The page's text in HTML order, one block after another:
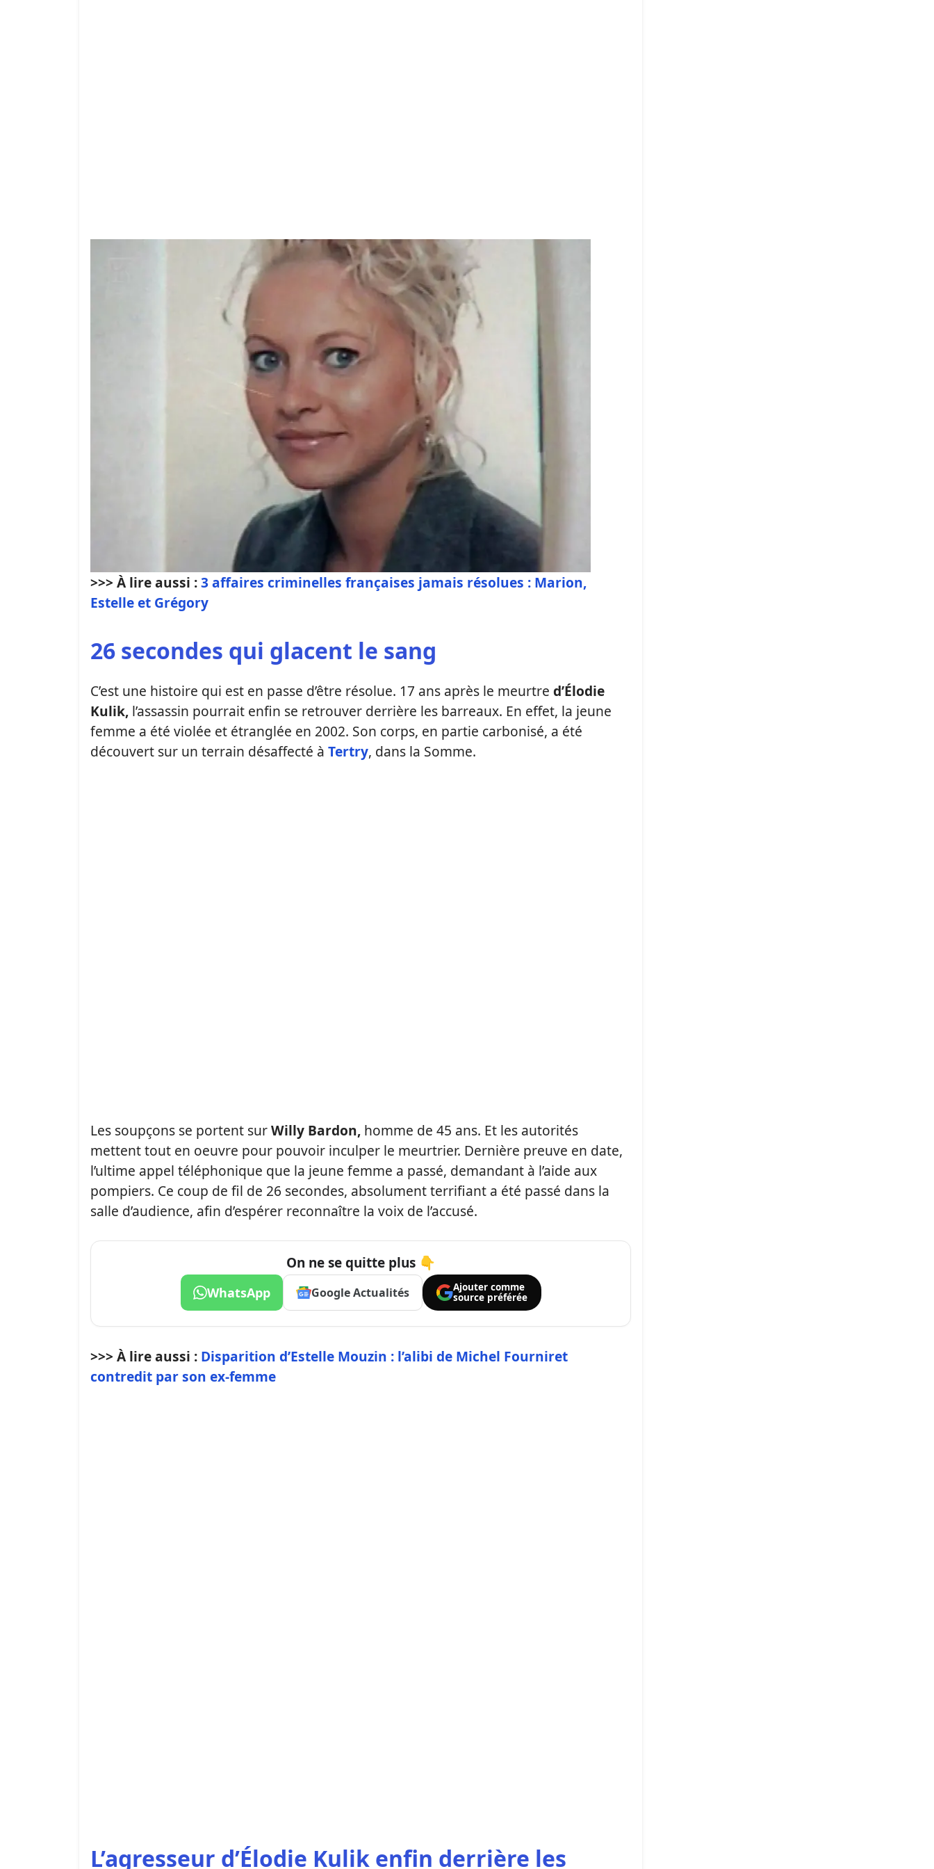
>>> À lire aussi :3 affaires criminelles françaises jamais résolues : Marion,
Estelle et Grégory
26 secondes qui glacent le sang
C’est une histoire qui est en passe d’être résolue. 17 ans après le meurtre d’Élodie
Kulik, l’assassin pourrait enfin se retrouver derrière les barreaux. En effet, la jeune
femme a été violée et étranglée en 2002. Son corps, en partie carbonisé, a été
découvert sur un terrain désaffecté à Tertry, dans la Somme.
Les soupçons se portent surWilly Bardon, homme de 45 ans. Et les autorités
mettent tout en oeuvre pour pouvoir inculper le meurtrier. Dernière preuve en date,
l’ultime appel téléphonique que la jeune femme a passé, demandant à l’aide aux
pompiers. Ce coup de fil de 26 secondes, absolument terrifiant a été passé dans la
salle d’audience, afin d’espérer reconnaître la voix de l’accusé.
On ne se quitte plus 👇
WhatsApp Google Actualités
Ajouter comme
source préférée
>>> À lire aussi : Disparition d’Estelle Mouzin : l’alibi de Michel Fourniret
contredit par son ex-femme
L’agresseur d’Élodie Kulik enfin derrière les